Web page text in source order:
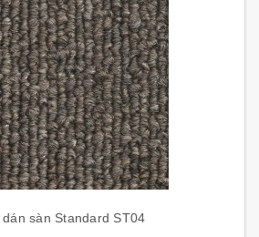
sàn Standard ST04